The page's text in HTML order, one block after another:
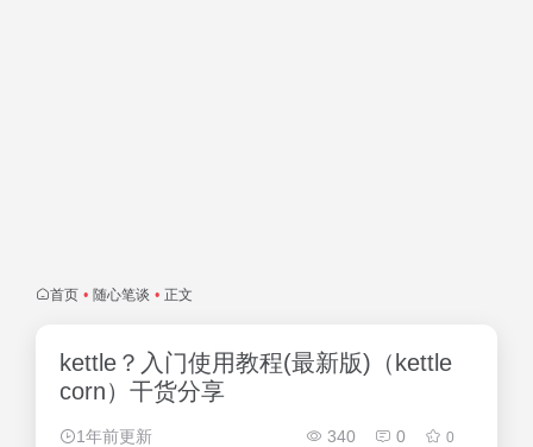
首页 • 随心笔谈 • 正文
kettle？入门使用教程(最新版)（kettle
corn）干货分享
1年前更新 340 0 0